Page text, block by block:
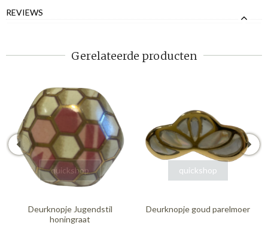
REVIEWS
Gerelateerde producten
quickshop
Deurknopje Jugendstil
honingraat
quickshop
Deurknopje goud parelmoer